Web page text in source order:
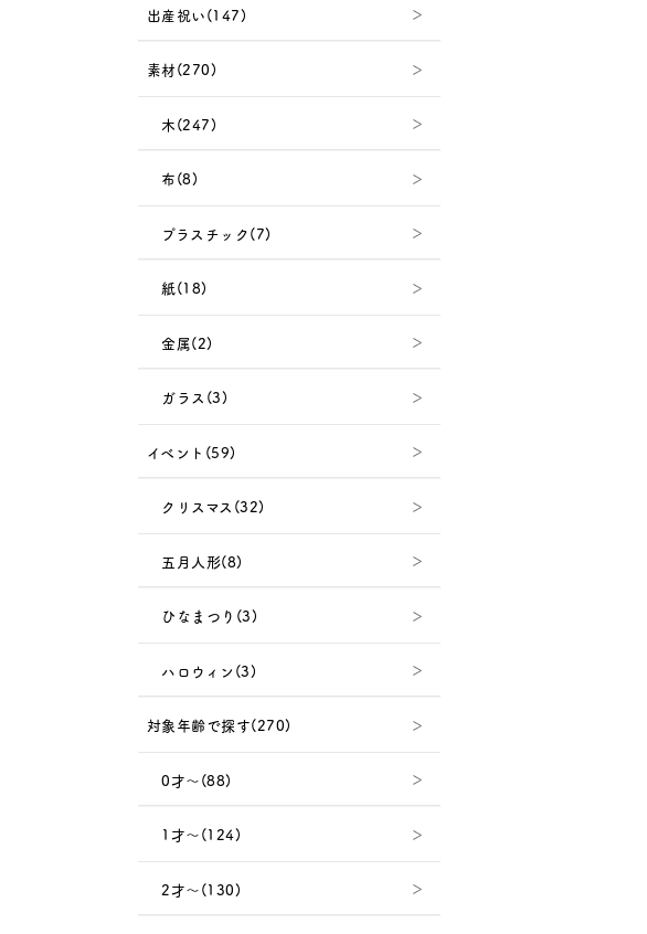
出産祝い(147)
素材(270)
木(247)
布(8)
プラスチック(7)
紙(18)
金属(2)
ガラス(3)
イベント(59)
クリスマス(32)
五月人形(8)
ひなまつり(3)
ハロウィン(3)
対象年齢で探す(270)
0才～(88)
1才～(124)
2才～(130)